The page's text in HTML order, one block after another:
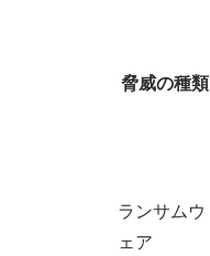
脅威の種類
ランサムウ
ェア